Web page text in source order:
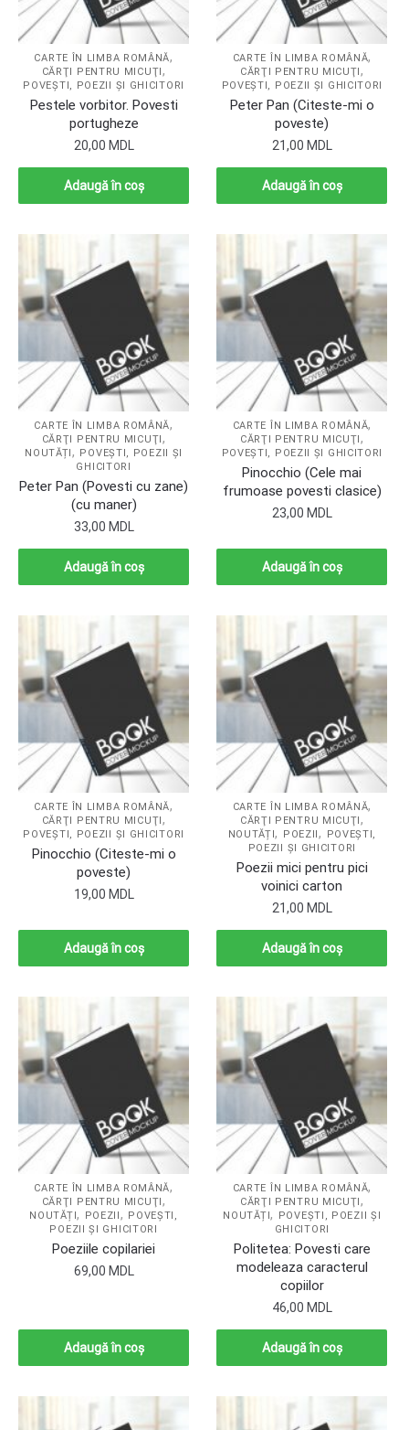
CARTE ÎN LIMBA ROMÂNĂ,
CĂRŢI PENTRU MICUŢI ,
POVEŞTI, POEZII ŞI GHICITORI
Pestele vorbitor. Povesti
portugheze
20,00 MDL
Adaugă în coș
CARTE ÎN LIMBA ROMÂNĂ,
CĂRŢI PENTRU MICUŢI,
POVEŞTI, POEZII ŞI GHICITORI
Peter Pan (Citeste-mi o
poveste)
21,00 MDL
Adaugă în coș
CARTE ÎN LIMBA ROMÂNĂ,
CĂRŢI PENTRU MICUŢI ,
NOUTĂȚI,
POVEŞTI, POEZII ŞI
GHICITORI
Peter Pan (Povesti cu zane)
(cu maner)
33,00 MDL
Adaugă în coș
CARTE ÎN LIMBA ROMÂNĂ,
CĂRŢI PENTRU MICUŢI,
POVEŞTI, POEZII ŞI GHICITORI
Pinocchio (Cele mai
frumoase povesti clasice)
23,00 MDL
Adaugă în coș
CARTE ÎN LIMBA ROMÂNĂ,
CĂRŢI PENTRU MICUŢI,
POVEŞTI, POEZII ŞI GHICITORI
Pinocchio (Citeste-mi o
poveste)
19,00 MDL
Adaugă în coș
CARTE ÎN LIMBA ROMÂNĂ,
CĂRŢI PENTRU MICUŢI,
NOUTĂȚI, POEZII,
POVEŞTI,
POEZII ŞI GHICITORI
Poezii mici pentru pici
voinici carton
21,00 MDL
Adaugă în coș
CARTE ÎN LIMBA ROMÂNĂ,
CĂRŢI PENTRU MICUŢI,
NOUTĂȚI, POEZII, POVEŞTI,
POEZII ŞI GHICITORI
Poeziile copilariei
69,00 MDL
Adaugă în coș
CARTE ÎN LIMBA ROMÂNĂ,
CĂRŢI PENTRU MICUŢI,
NOUTĂȚI,
POVEŞTI, POEZII ŞI
GHICITORI
Politetea: Povesti care
modeleaza caracterul
copiilor
46,00 MDL
Adaugă în coș